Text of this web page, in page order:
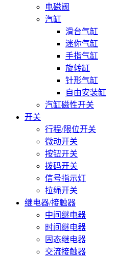
电磁阀
汽缸
滑台气缸
迷你气缸
手指气缸
旋转缸
针形气缸
自由安装缸
汽缸磁性开关
开关
行程/限位开关
微动开关
按钮开关
拨码开关
信号指示灯
拉绳开关
继电器/接触器
中间继电器
时间继电器
固态继电器
交流接触器